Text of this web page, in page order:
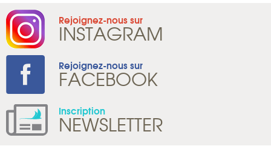
Rejoignez-nous sur
INSTAGRAM
Rejoignez-nous sur
FACEBOOK
Inscription
NEWSLETTER